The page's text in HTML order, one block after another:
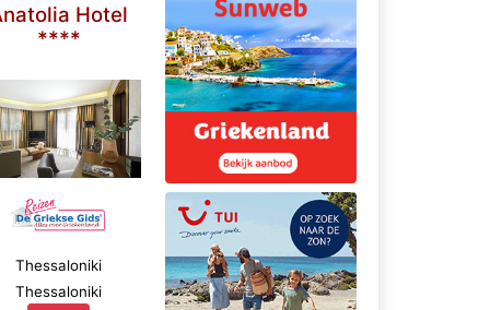
Hotel
****
Thessaloniki
Thessaloniki